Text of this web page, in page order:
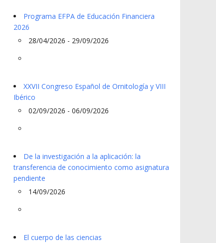
Programa EFPA de Educación Financiera
2026
28/04/2026 - 29/09/2026
XXVII Congreso Español de Ornitología y VIII
Ibérico
02/09/2026 - 06/09/2026
De la investigación a la aplicación: la
transferencia de conocimiento como asignatura
pendiente
14/09/2026
El cuerpo de las ciencias